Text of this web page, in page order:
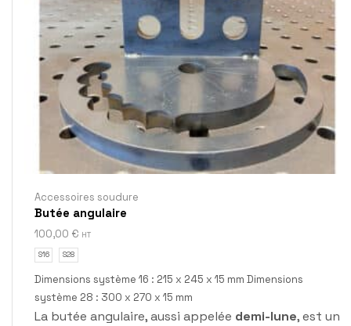
Accessoires soudure
Butée angulaire
100,00 € HT
S16 S28
Dimensions système 16 : 215 x 245 x 15 mm Dimensions
système 28 : 300 x 270 x 15 mm
La butée angulaire, aussi appelée demi-lune, est un